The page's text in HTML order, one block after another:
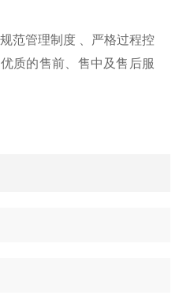
范管理制度 、严格过程控
质的售前、售中及售后服